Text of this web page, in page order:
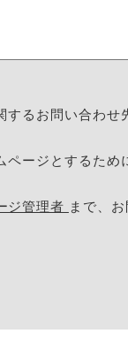
るお問い合わせ
ージとするため
ジ管理者 まで、